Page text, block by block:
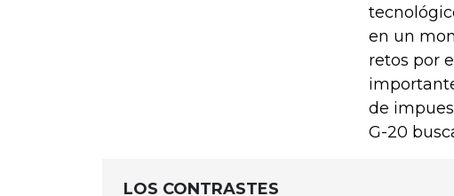
en un
retos por
de
G-20
LOS CONTRASTES